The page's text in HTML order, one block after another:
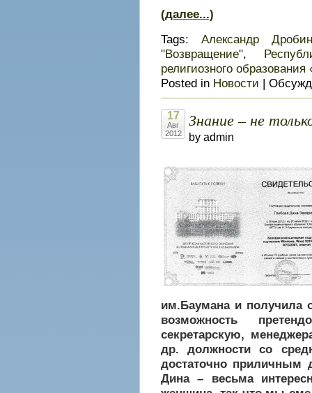
(далее...)
Tags:Александр
"Возвращение",
религиозного
Posted in Новости |
17
Авг
2012
Знание – не
by admin
им.Баумана и получила
возможность
секретарскую,
др. должности со
достаточно
Дина – весьма